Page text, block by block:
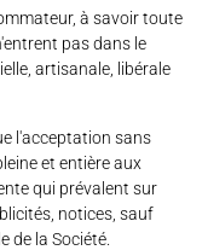
à savoir toute
pas dans le
artisanale, libérale
l'acceptation sans
et entière aux
qui prévalent sur
notices, sauf
de la Société.